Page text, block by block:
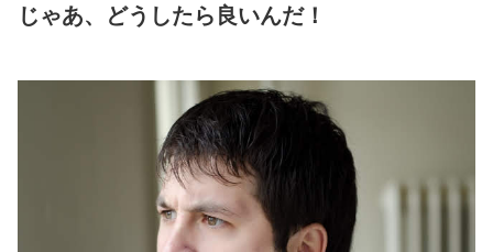
じゃあ、どうしたら良いんだ！